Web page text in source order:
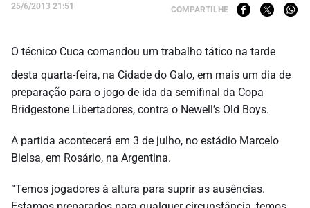
25/6/2013 21:51 COMPARTILHE
O técnico Cuca comandou um trabalho tático na tarde
desta quarta-feira, na Cidade do Galo, em mais um dia de
preparação para o jogo de ida da semifinal da Copa
Bridgestone Libertadores, contra o Newell’s Old Boys.
A partida acontecerá em 3 de julho, no estádio Marcelo
Bielsa, em Rosário, na Argentina.
“Temos jogadores à altura para suprir as ausências.